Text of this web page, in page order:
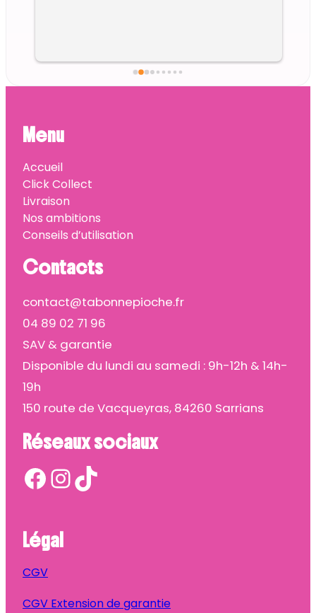
Menu
Accueil
Click Collect
Livraison
Nos ambitions
Conseils d’utilisation
Contacts
contact@tabonnepioche.fr
04 89 02 71 96
SAV & garantie
Disponible du lundi au samedi : 9h-12h & 14h-
19h
150 route de Vacqueyras, 84260 Sarrians
Réseaux sociaux
Facebook InstagramTikTok
Légal
CGV
CGV Extension de garantie